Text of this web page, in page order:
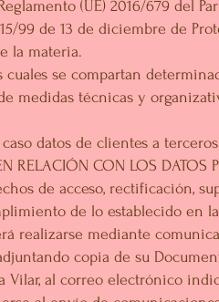
(UE) 2016/679 del
99 de 13 de diciembre de
la materia.
cuales se compartan
medidas técnicas y
datos de clientes a
RELACIÓN CON LOS DATOS
de acceso, rectificación,
de lo establecido en
realizarse mediante
copia de su
Vilar, al correo electrónico